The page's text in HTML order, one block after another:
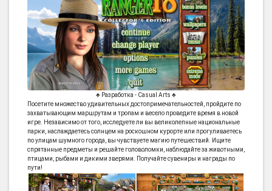
БИЗНЕС
ТРИ-В-РЯД
СТРАТЕГИИ
СТРЕЛЯЛКИ
КВЕСТ
КАК СКАЧАТЬ
НОВОСТИ
♣ Разработка - Casual Arts ♣
Посетите множество удивительных достопримечательностей, пройдите по
захватывающим маршрутам и тропам и весело проведите время в новой
игре. Независимо от того, исследуете ли вы великолепные национальные
парки, наслаждаетесь солнцем на роскошном курорте или прогуливаетесь
по улицам шумного города, вы чувствуете магию путешествий. Ищите
спрятанные предметы и решайте головоломки, наблюдайте за животными,
птицами, рыбами и дикими зверями. Получайте сувениры и награды по
пути!